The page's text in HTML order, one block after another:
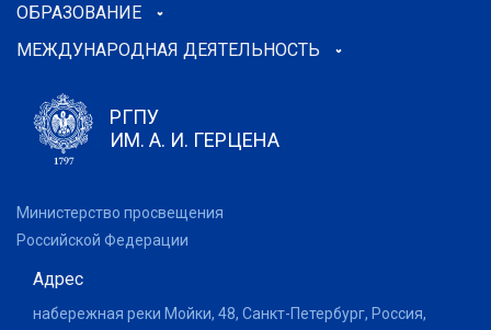
ОБРАЗОВАНИЕ
МЕЖДУНАРОДНАЯ ДЕЯТЕЛЬНОСТЬ
РГПУ
ИМ. А. И. ГЕРЦЕНА
Министерство просвещения
Российской Федерации
Адрес
набережная реки Мойки, 48, Санкт-Петербург, Россия,